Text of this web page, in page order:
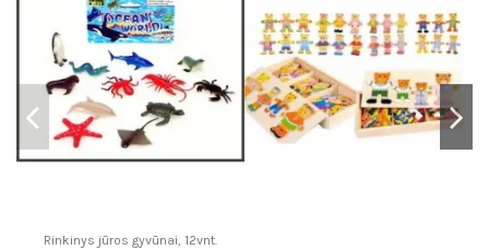
Rinkinys jūros gyvūnai, 12vnt.